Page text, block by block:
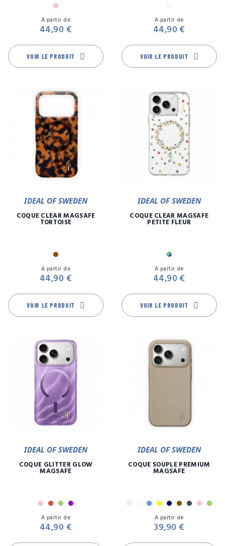
Rose
A partir de
44,90 €
VOIR LE PRODUIT
Transparent
A partir de
44,90 €
VOIR LE PRODUIT
IDEAL OF SWEDEN
COQUE CLEAR MAGSAFE
TORTOISE
Marron
A partir de
44,90 €
VOIR LE PRODUIT
IDEAL OF SWEDEN
COQUE CLEAR MAGSAFE
PETITE FLEUR
Multicolore
A partir de
44,90 €
VOIR LE PRODUIT
IDEAL OF SWEDEN
COQUE GLITTER GLOW
MAGSAFE
RoseRouge
VertViolet
A partir de
44,90 €
IDEAL OF SWEDEN
COQUE SOUPLE PREMIUM
MAGSAFE
BeigeBlanc
BleuJauneMarine
Marron
NoirRoseVert
Violet
Lilas
A partir de
39,90 €